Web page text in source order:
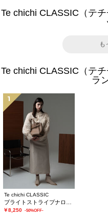
Te chichi CLASSIC（テ
も
Te chichi CLASSIC（テ
ラ
1
Te chichi CLASSIC
￥8,250 -50%OFF-